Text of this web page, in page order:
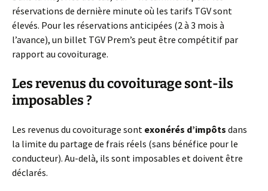
réservations de dernière minute où les tarifs TGV sont
élevés. Pour les réservations anticipées (2 à 3 mois à
l’avance), un billet TGV Prem’s peut être compétitif par
rapport au covoiturage.
Les revenus du covoiturage sont-ils
imposables ?
Les revenus du covoiturage sont exonérés d’impôts dans
la limite du partage de frais réels (sans bénéfice pour le
conducteur). Au-delà, ils sont imposables et doivent être
déclarés.